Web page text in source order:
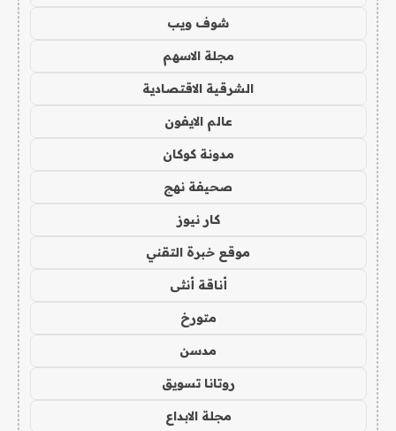
شوف ويب
مجلة الاسهم
الشرقية الاقتصادية
عالم الايفون
مدونة كوكان
صحيفة نهج
كار نيوز
موقع خبرة التقني
أناقة أنثى
متورخ
مدسن
روتانا تسويق
مجلة الابداع